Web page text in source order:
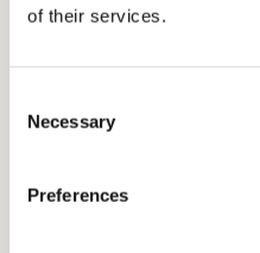
of their services.
Selection
Necessary
Preferences
incl mooie schaal)